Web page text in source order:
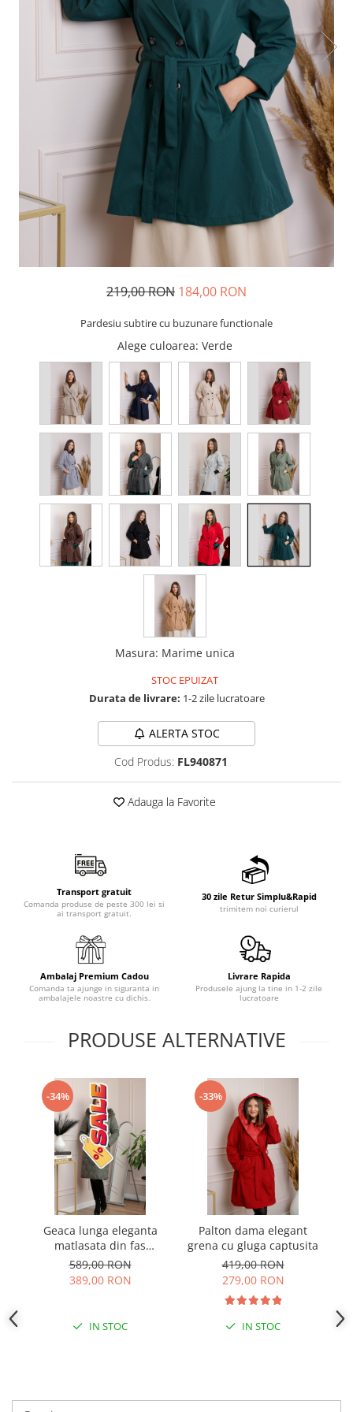
219,00 RON 184,00 RON
Pardesiu subtire cu buzunare functionale
Alege culoarea: Verde
Masura: Marime unica
STOC EPUIZAT
Durata de livrare: 1-2 zile lucratoare
ALERTA STOC
Cod Produs: FL940871
Adauga la Favorite
Transport gratuit
Comanda produse de peste 300 lei si
ai transport gratuit.
30 zile Retur Simplu&Rapid
trimitem noi curierul
Ambalaj Premium Cadou
Comanda ta ajunge in siguranta in
ambalajele noastre cu dichis.
Livrare Rapida
Produsele ajung la tine in 1-2 zile
lucratoare
PRODUSE ALTERNATIVE
-34%
Geaca lunga eleganta
matlasata din fas
Kimberly cu gluga
imblanita - Kaki
589,00 RON
389,00 RON
IN STOC
-33%
Palton dama elegant
grena cu gluga captusita
419,00 RON
279,00 RON
IN STOC